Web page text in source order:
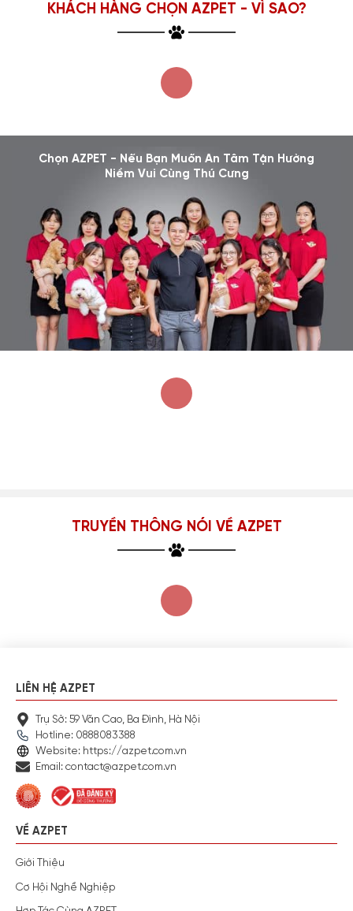
KHÁCH HÀNG CHỌN AZPET - VÌ SAO?
Chọn AZPET - Nếu Bạn Muốn An Tâm Tận Hưởng
Niềm Vui Cùng Thú Cưng
TRUYỀN THÔNG NÓI VỀ AZPET
LIÊN HỆ AZPET
Trụ Sở: 59 Văn Cao, Ba Đình, Hà Nội
Hotline: 0888083388
Website: https://azpet.com.vn
Email: contact@azpet.com.vn
VỀ AZPET
Giới Thiệu
Cơ Hội Nghề Nghiệp